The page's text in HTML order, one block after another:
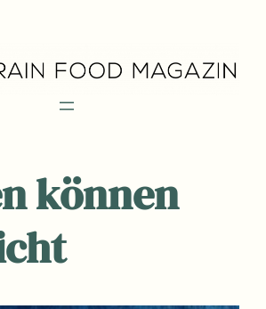
können